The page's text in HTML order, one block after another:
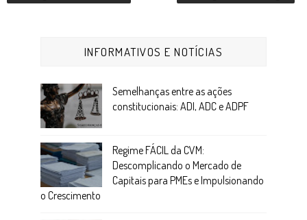
INFORMATIVOS E NOTÍCIAS
Semelhanças entre as ações
constitucionais: ADI, ADC e ADPF
Regime FÁCIL da CVM:
Descomplicando o Mercado de
Capitais para PMEs e Impulsionando
o Crescimento